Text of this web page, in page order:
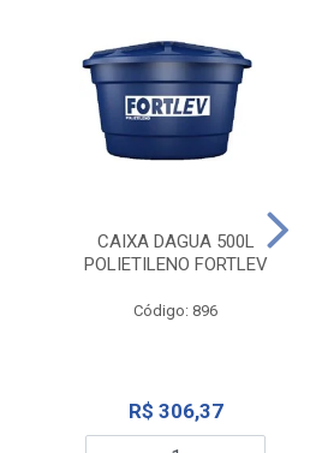
CAIXA DAGUA 500L
POLIETILENO FORTLEV
Código: 896
R$ 306,37